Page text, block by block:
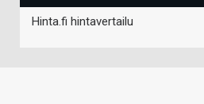
Hinta.fi hintavertailu